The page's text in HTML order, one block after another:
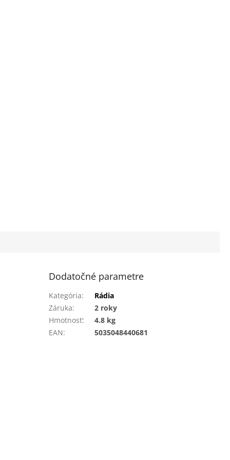
Dodatočné parametre
Kategória:
Rádia
Záruka:
2 roky
Hmotnosť:
4.8 kg
EAN: 5035048440681